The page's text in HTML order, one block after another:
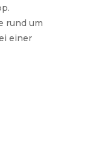
rund um
einer